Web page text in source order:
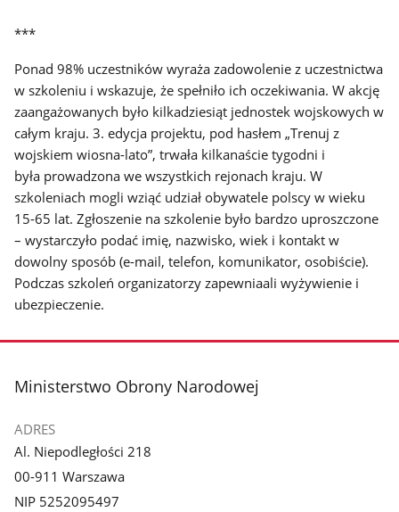
***
Ponad 98% uczestników wyraża zadowolenie z uczestnictwa
w szkoleniu i wskazuje, że spełniło ich oczekiwania. W akcję
zaangażowanych było kilkadziesiąt jednostek wojskowych w
całym kraju. 3. edycja projektu, pod hasłem „Trenuj z
wojskiem wiosna-lato”, trwała kilkanaście tygodni i
była prowadzona we wszystkich rejonach kraju. W
szkoleniach mogli wziąć udział obywatele polscy w wieku
15-65 lat. Zgłoszenie na szkolenie było bardzo uproszczone
– wystarczyło podać imię, nazwisko, wiek i kontakt w
dowolny sposób (e-mail, telefon, komunikator, osobiście).
Podczas szkoleń organizatorzy zapewniaali wyżywienie i
ubezpieczenie.
stopka
Ministerstwo Obrony Narodowej
ADRES
Al. Niepodległości 218
00-911 Warszawa
NIP 5252095497